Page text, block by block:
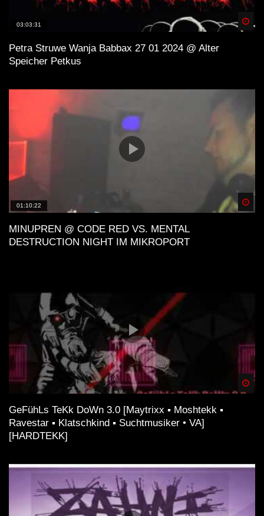
03:03:31
Petra Struwe Wanja Babbax 27 01 2024 @ Alter
Speicher Petkus
01:10:22
MINUPREN @ CODE RED VS. MENTAL
DESTRUCTION NIGHT IM MIKROPORT
GeFühLs TeKk DoWn 3.0 [Maytrixx ▪ Moshtekk ▪
Ravestar ▪ Klatschkind ▪ Suchtmusiker • VA]
[HARDTEKK]